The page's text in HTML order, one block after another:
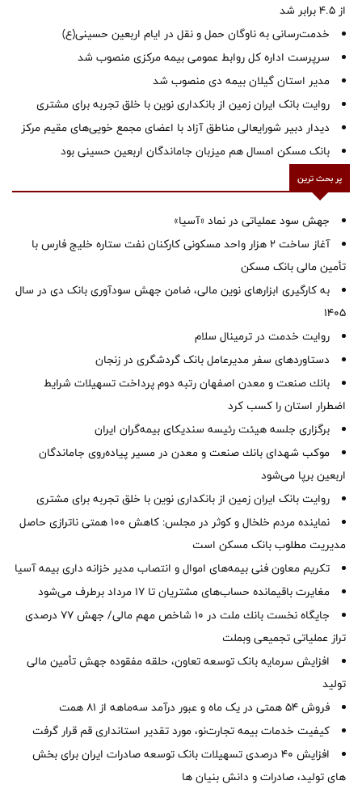
از ۴.۵ برابر شد
خدمت‌رسانی به ناوگان حمل و نقل در ایام اربعین حسینی(ع)
سرپرست اداره کل روابط عمومی بیمه مرکزی منصوب شد
‌مدیر استان گیلان بیمه دی منصوب شد
روایت بانک ایران زمین از بانکداری نوین با خلق تجربه برای مشتری
دیدار دبیر شورایعالی مناطق آزاد با اعضای مجمع خویی‌های مقیم مرکز
بانک مسکن امسال هم میزبان جاماندگان اربعین حسینی بود
پر بحث ترین
جهش سود عملیاتی در نماد «آسیا»
آغاز ساخت ۲ هزار واحد مسکونی کارکنان نفت ستاره خلیج فارس با
تأمین مالی بانک مسکن
به کارگیری ابزارهای نوین مالی، ضامن جهش سودآوری بانک دی در سال
1405
روایت خدمت در ترمینال سلام
دستاوردهای سفر مدیرعامل بانک گردشگری در زنجان
بانك صنعت و معدن اصفهان رتبه دوم پرداخت تسهیلات شرایط
اضطرار استان را كسب كرد
برگزاری جلسه هیئت رئیسه سندیکای بیمه‌گران ایران
موكب شهدای بانك صنعت و معدن در مسیر پیاده‌روی جاماندگان
اربعین برپا می‌شود
روایت بانک ایران زمین از بانکداری نوین با خلق تجربه برای مشتری
نماینده مردم خلخال و کوثر در مجلس: کاهش ۱۰۰ همتی ناترازی حاصل
مدیریت مطلوب بانک مسکن است
تکریم معاون فنی بیمه‌های اموال و انتصاب مدیر خزانه داری بیمه آسیا
مغایرت‌ باقیمانده حساب‌های مشتریان تا ۱۷ مرداد برطرف می‌شود
جایگاه نخست بانك ملت در 10 شاخص مهم مالی/ جهش 77 درصدی
تراز عملیاتی تجمیعی وبملت
افزایش سرمایه بانک توسعه تعاون، حلقه مفقوده جهش تأمین مالی
تولید
فروش 54 همتی در یک ماه و عبور درآمد سه‌ماهه از 81 همت
کیفیت خدمات بیمه تجارت‌نو، مورد تقدیر استانداری قم قرار گرفت
افزایش 40 درصدی تسهیلات بانک توسعه صادرات ایران برای بخش
های تولید، صادرات و دانش بنیان ها